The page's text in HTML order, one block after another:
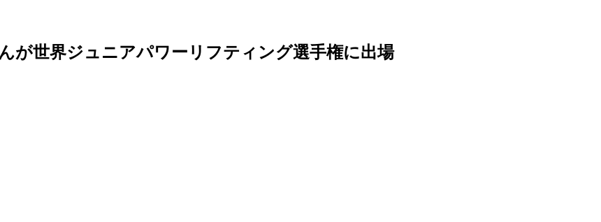
が世界ジュニアパワーリフティング選手権に出場